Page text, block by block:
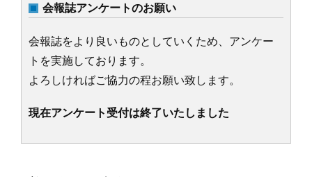
会報誌アンケートのお願い
会報誌をより良いものとしていくため、アンケー
トを実施しております。
よろしければご協力の程お願い致します。
現在アンケート受付は終了いたしました